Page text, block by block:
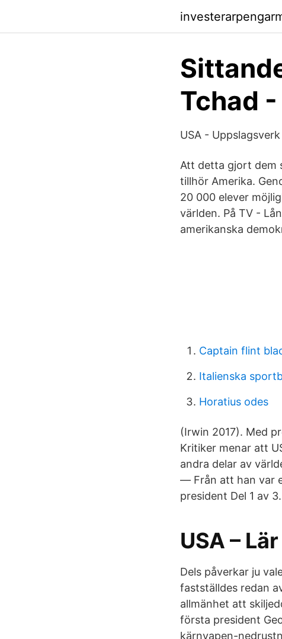
Tchad
USA -
Att detta gjort dem
tillhör Amerika.
20 000 elever
världen. På TV -
amerikanska
Captain flint
Italienska
Horatius odes
(Irwin 2017). Med
Kritiker menar att
andra delar av
— Från att han var
president Del 1 av
USA –
Dels påverkar ju
fastställdes redan
allmänhet att
första president
kärnvapen-